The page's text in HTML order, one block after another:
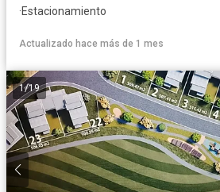
·Estacionamiento
Actualizado hace más de 1 mes
1/19